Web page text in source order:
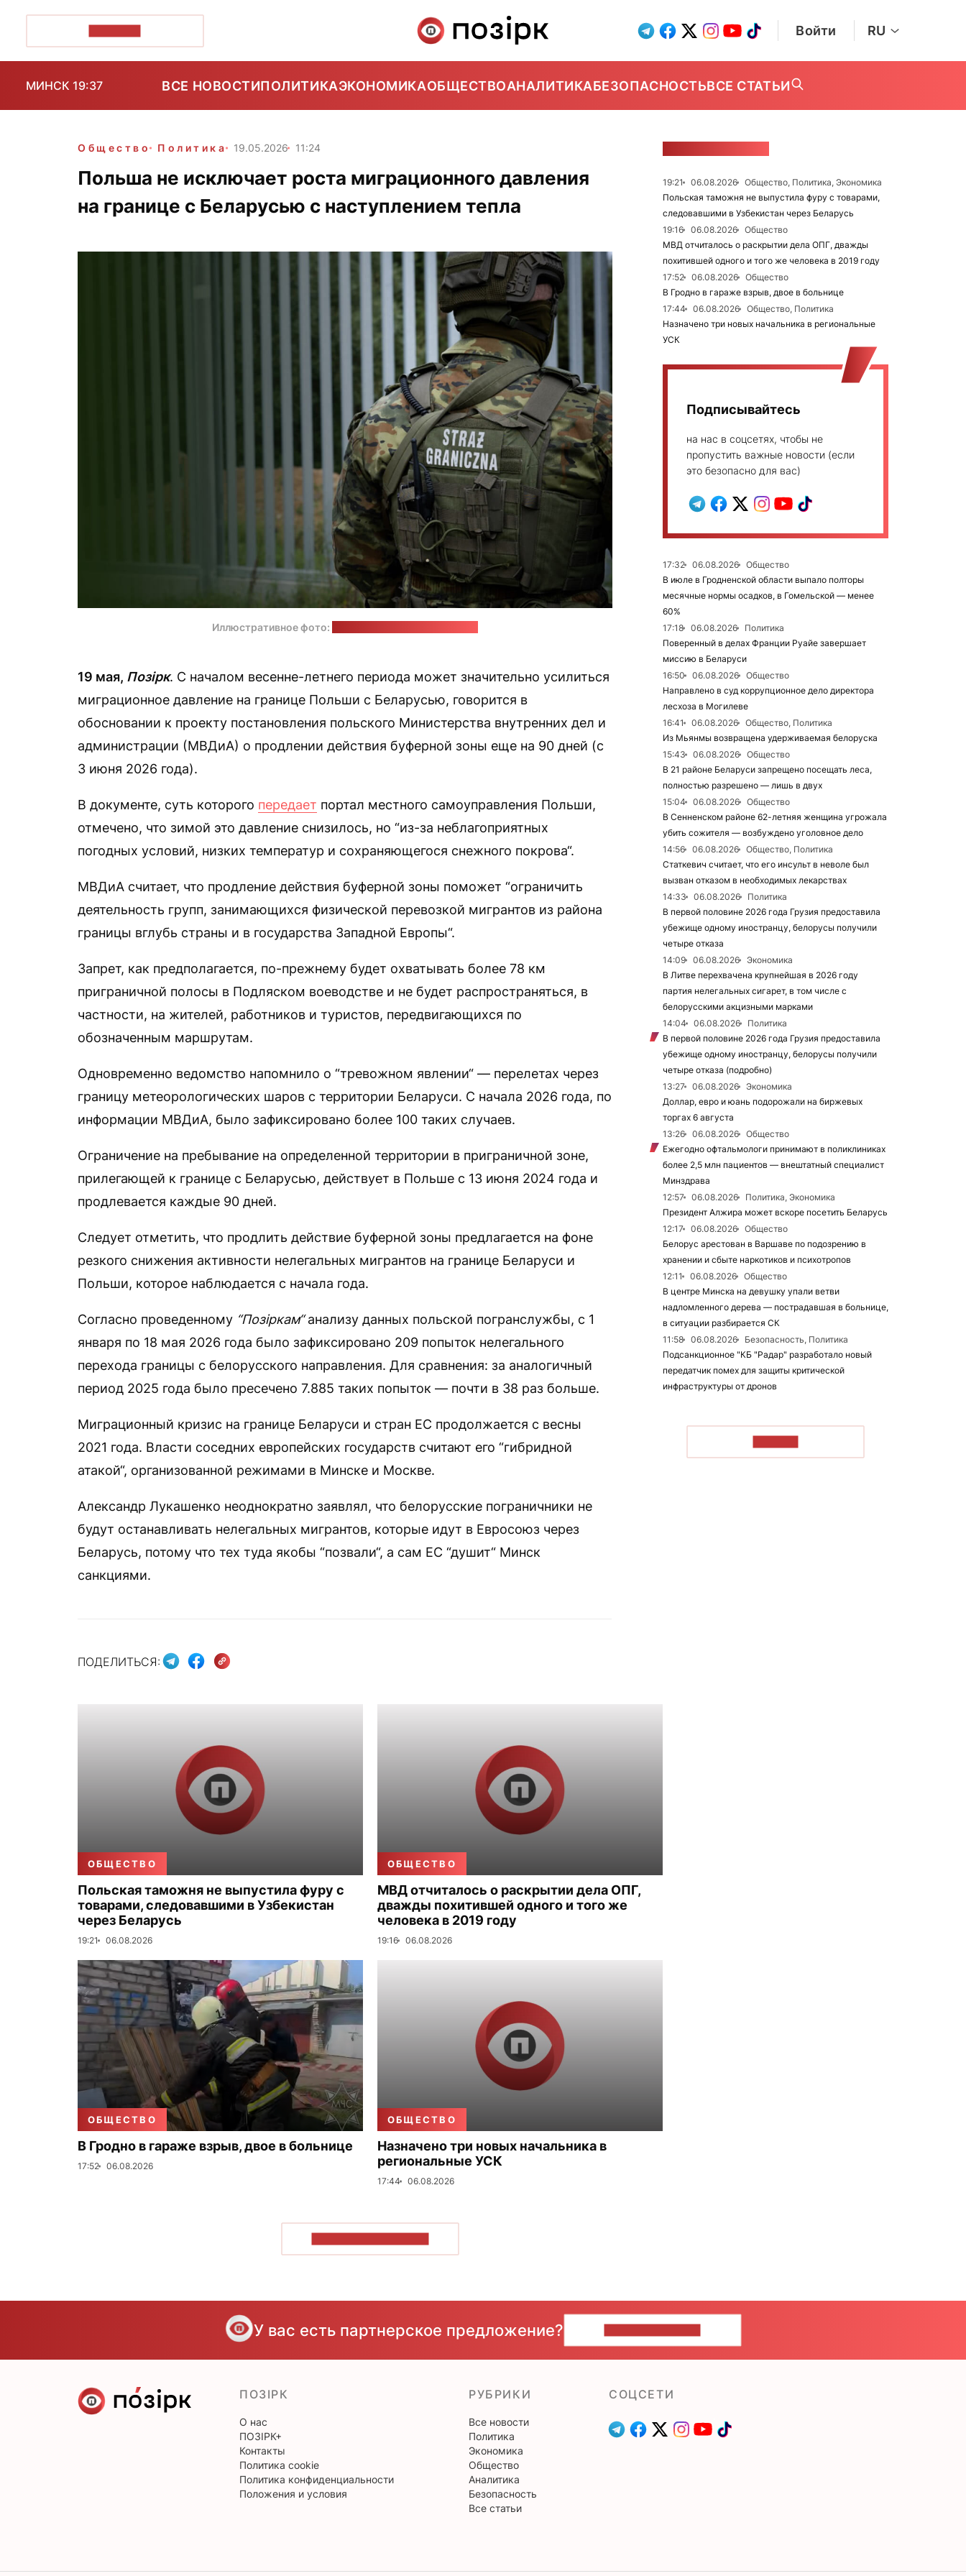
Войти RU
МИНСК 19:37 ВСЕ НОВОСТИПОЛИТИКАЭКОНОМИКАОБЩЕСТВОАНАЛИТИКАБЕЗОПАСНОСТЬВСЕ СТАТЬИ
Общество Политика 19.05.2026 11:24
Польша не исключает роста миграционного давления
на границе с Беларусью с наступлением тепла
Иллюстративное фото:
19 мая, Позірк. С началом весенне-летнего периода может значительно усилиться
миграционное давление на границе Польши с Беларусью, говорится в
обосновании к проекту постановления польского Министерства внутренних дел и
администрации (МВДиА) о продлении действия буферной зоны еще на 90 дней (с
3 июня 2026 года).
В документе, суть которого передает портал местного самоуправления Польши,
отмечено, что зимой это давление снизилось, но “из-за неблагоприятных
погодных условий, низких температур и сохраняющегося снежного покрова“.
МВДиА считает, что продление действия буферной зоны поможет “ограничить
деятельность групп, занимающихся физической перевозкой мигрантов из района
границы вглубь страны и в государства Западной Европы“.
Запрет, как предполагается, по-прежнему будет охватывать более 78 км
приграничной полосы в Подляском воеводстве и не будет распространяться, в
частности, на жителей, работников и туристов, передвигающихся по
обозначенным маршрутам.
Одновременно ведомство напомнило о “тревожном явлении“ — перелетах через
границу метеорологических шаров с территории Беларуси. С начала 2026 года, по
информации МВДиА, было зафиксировано более 100 таких случаев.
Ограничение на пребывание на определенной территории в приграничной зоне,
прилегающей к границе с Беларусью, действует в Польше с 13 июня 2024 года и
продлевается каждые 90 дней.
Следует отметить, что продлить действие буферной зоны предлагается на фоне
резкого снижения активности нелегальных мигрантов на границе Беларуси и
Польши, которое наблюдается с начала года.
Согласно проведенному “Позіркам“анализу данных польской погранслужбы, с 1
января по 18 мая 2026 года было зафиксировано 209 попыток нелегального
перехода границы с белорусского направления. Для сравнения: за аналогичный
период 2025 года было пресечено 7.885 таких попыток — почти в 38 раз больше.
Миграционный кризис на границе Беларуси и стран ЕС продолжается с весны
2021 года. Власти соседних европейских государств считают его “гибридной
атакой“, организованной режимами в Минске и Москве.
Александр Лукашенко неоднократно заявлял, что белорусские пограничники не
будут останавливать нелегальных мигрантов, которые идут в Евросоюз через
Беларусь, потому что тех туда якобы “позвали“, а сам ЕС “душит“ Минск
санкциями.
ПОДЕЛИТЬСЯ:
ОБЩЕСТВО
Польская таможня не выпустила фуру с
товарами, следовавшими в Узбекистан
через Беларусь
19:21 06.08.2026
ОБЩЕСТВО
МВД отчиталось о раскрытии дела ОПГ,
дважды похитившей одного и того же
человека в 2019 году
19:16 06.08.2026
ОБЩЕСТВО
В Гродно в гараже взрыв, двое в больнице
17:52 06.08.2026
ОБЩЕСТВО
Назначено три новых начальника в
региональные УСК
17:44 06.08.2026
19:21 06.08.2026
Общество, Политика, Экономика
Польская таможня не выпустила фуру с товарами,
следовавшими в Узбекистан через Беларусь
19:16
06.08.2026
Общество
МВД отчиталось о раскрытии дела ОПГ, дважды
похитившей одного и того же человека в 2019 году
17:52
06.08.2026
Общество
В Гродно в гараже взрыв, двое в больнице
17:44
06.08.2026
Общество, Политика
Назначено три новых начальника в региональные
УСК
Подписывайтесь
на нас в соцсетях, чтобы не
пропустить важные новости (если
это безопасно для вас)
17:32 06.08.2026
Общество
В июле в Гродненской области выпало полторы
месячные нормы осадков, в Гомельской — менее
60%
17:18
06.08.2026
Политика
Поверенный в делах Франции Руайе завершает
миссию в Беларуси
16:50
06.08.2026
Общество
Направлено в суд коррупционное дело директора
лесхоза в Могилеве
16:41
06.08.2026
Общество, Политика
Из Мьянмы возвращена удерживаемая белоруска
15:43
06.08.2026
Общество
В 21 районе Беларуси запрещено посещать леса,
полностью разрешено — лишь в двух
15:04
06.08.2026
Общество
В Сенненском районе 62-летняя женщина угрожала
убить сожителя — возбуждено уголовное дело
14:56
06.08.2026
Общество, Политика
Статкевич считает, что его инсульт в неволе был
вызван отказом в необходимых лекарствах
14:33
06.08.2026
Политика
В первой половине 2026 года Грузия предоставила
убежище одному иностранцу, белорусы получили
четыре отказа
14:09
06.08.2026
Экономика
В Литве перехвачена крупнейшая в 2026 году
партия нелегальных сигарет, в том числе с
белорусскими акцизными марками
14:04
06.08.2026
Политика
В первой половине 2026 года Грузия предоставила
убежище одному иностранцу, белорусы получили
четыре отказа (подробно)
13:27
06.08.2026
Экономика
Доллар, евро и юань подорожали на биржевых
торгах 6 августа
13:26
06.08.2026
Общество
Ежегодно офтальмологи принимают в поликлиниках
более 2,5 млн пациентов — внештатный специалист
Минздрава
12:57
06.08.2026
Политика, Экономика
Президент Алжира может вскоре посетить Беларусь
12:17
06.08.2026
Общество
Белорус арестован в Варшаве по подозрению в
хранении и сбыте наркотиков и психотропов
12:11
06.08.2026
Общество
В центре Минска на девушку упали ветви
надломленного дерева — пострадавшая в больнице,
в ситуации разбирается СК
11:58
06.08.2026
Безопасность, Политика
Подсанкционное "КБ "Радар" разработало новый
передатчик помех для защиты критической
инфраструктуры от дронов
У вас есть партнерское предложение?
ПОЗІРК
О нас
ПОЗІРК+
Контакты
Политика cookie
Политика конфиденциальности
Положения и условия
РУБРИКИ
Все новости
Политика
Экономика
Общество
Аналитика
Безопасность
Все статьи
CОЦСЕТИ